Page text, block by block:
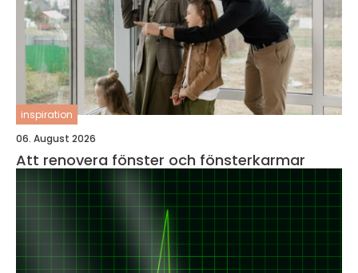
inspiration
06. August 2026
Att renovera fönster och fönsterkarmar